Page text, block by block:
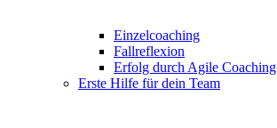
Einzelcoaching
Fallreflexion
Erfolg durch Agile Coaching
Erste Hilfe für dein Team